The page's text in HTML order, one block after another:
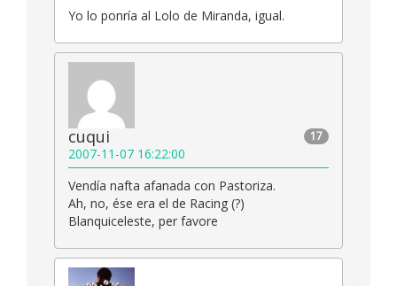
Yo lo ponría al Lolo de Miranda, igual.
17
cuqui
2007-11-07 16:22:00
Vendía nafta afanada con Pastoriza.
Ah, no, ése era el de Racing (?)
Blanquiceleste, per favore